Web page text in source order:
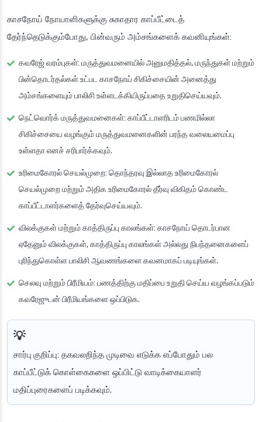
காசநோய் நோயாளிகளுக்கு சுகாதார காப்பீட்டைத்
தேர்ந்தெடுக்கும்போது, பின்வரும் அம்சங்களைக் கவனியுங்கள்:
கவரேஜ் வரம்புகள்: மருத்துவமனையில் அனுமதித்தல், மருந்துகள் மற்றும்
பின்தொடர்தல்கள் உட்பட காசநோய் சிகிச்சையின் அனைத்து
அம்சங்களையும் பாலிசி உள்ளடக்கியிருப்பதை உறுதிசெய்யவும்.
நெட்வொர்க் மருத்துவமனைகள்: காப்பீட்டாளரிடம் பணமில்லா
சிகிச்சையை வழங்கும் மருத்துவமனைகளின் பரந்த வலையமைப்பு
உள்ளதா எனச் சரிபார்க்கவும்.
உரிமைகோரல் செயல்முறை: தொந்தரவு இல்லாத உரிமைகோரல்
செயல்முறை மற்றும் அதிக உரிமைகோரல் தீர்வு விகிதம் கொண்ட
காப்பீட்டாளர்களைத் தேர்வுசெய்யவும்.
விலக்குகள் மற்றும் காத்திருப்பு காலங்கள்: காசநோய் தொடர்பான
ஏதேனும் விலக்குகள், காத்திருப்பு காலங்கள் அல்லது நிபந்தனைகளைப்
புரிந்துகொள்ள பாலிசி ஆவணங்களை கவனமாகப் படியுங்கள்.
செலவு மற்றும் பிரீமியம்: பணத்திற்கு மதிப்பை உறுதி செய்ய வழங்கப்படும்
கவரேஜுடன் பிரீமியங்களை ஒப்பிடுக.
சார்பு குறிப்பு: தகவலறிந்த முடிவை எடுக்க எப்போதும் பல
காப்பீட்டுக் கொள்கைகளை ஒப்பிட்டு வாடிக்கையாளர்
மதிப்புரைகளைப் படிக்கவும்.